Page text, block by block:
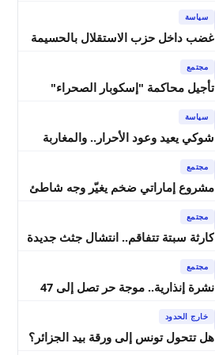
سياسة
غضب داخل حزب الاستقلال بالحسيمة
الانتخابات التشريعية
مجتمع
تأجيل محاكمة "إسكوبار الصحراء"
حالة سراح
سياسة
شوكي يعيد وعود الأحرار.. والمغاربة
مجتمع
مشروع إماراتي ضخم يغيّر وجه شاطئ
في شتنبر
مجتمع
كارثة سبتة تتفاقم.. انتشال جثث جديدة
مجتمع
نشرة إنذارية.. موجة حر تصل إلى 47
خارج الحدود
هل تتحول تونس إلى ورقة بيد الجزائر؟